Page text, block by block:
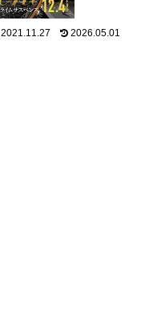
2021.11.27 2026.05.01